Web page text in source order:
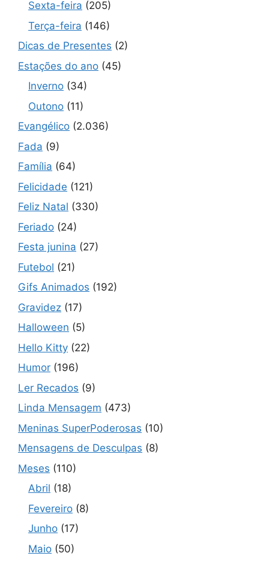
Sexta-feira (205)
Terça-feira (146)
Dicas de Presentes (2)
Estações do ano (45)
Inverno (34)
Outono (11)
Evangélico (2.036)
Fada (9)
Família (64)
Felicidade (121)
Feliz Natal (330)
Feriado (24)
Festa junina (27)
Futebol (21)
Gifs Animados (192)
Gravidez (17)
Halloween (5)
Hello Kitty (22)
Humor (196)
Ler Recados (9)
Linda Mensagem (473)
Meninas SuperPoderosas (10)
Mensagens de Desculpas (8)
Meses (110)
Abril (18)
Fevereiro (8)
Junho (17)
Maio (50)